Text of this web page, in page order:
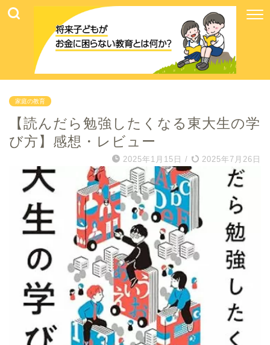
家庭の教育
【読んだら勉強したくなる東大生の学
び方】感想・レビュー
2025年1月15日 / 2025年7月26日